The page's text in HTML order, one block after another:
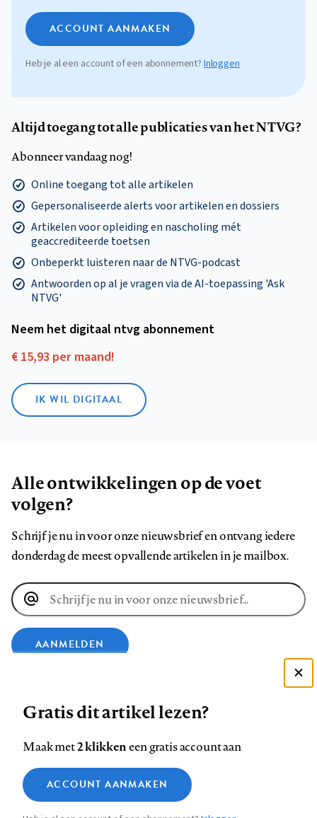
ACCOUNT AANMAKEN
Heb je al een account of een abonnement?Inloggen
Altijd toegang tot alle publicaties van het NTVG?
Abonneer vandaag nog!
Online toegang tot alle artikelen
Gepersonaliseerde alerts voor artikelen en dossiers
Artikelen voor opleiding en nascholing mét
geaccrediteerde toetsen
Onbeperkt luisteren naar de NTVG-podcast
Antwoorden op al je vragen via de AI-toepassing 'Ask
NTVG'
Neem het digitaal ntvg abonnement
€ 15,93 per maand!
IK WIL DIGITAAL
Alle ontwikkelingen op de voet
volgen?
Schrijf je nu in voor onze nieuwsbrief en ontvang iedere
donderdag de meest opvallende artikelen in je mailbox.
E-
mailadres
AANMELDEN
op
Facebook
op
LinkedIn
op
Bluesky
ons
op
InstagramYouTube
Footer
Contact Colofon Disclaimer Privacy
Medische vragen verdienen
betrouwbare antwoorden
Zie onze cookie policy
Analytische cookies
Gratis dit artikel lezen?
Maak met2 klikkeneen gratis account aan
ACCOUNT AANMAKEN